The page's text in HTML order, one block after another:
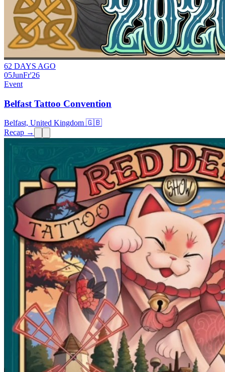
62 DAYS AGO
05JunFr'26
Event
Belfast Tattoo Convention
Belfast, United Kingdom 🇬🇧
Recap →